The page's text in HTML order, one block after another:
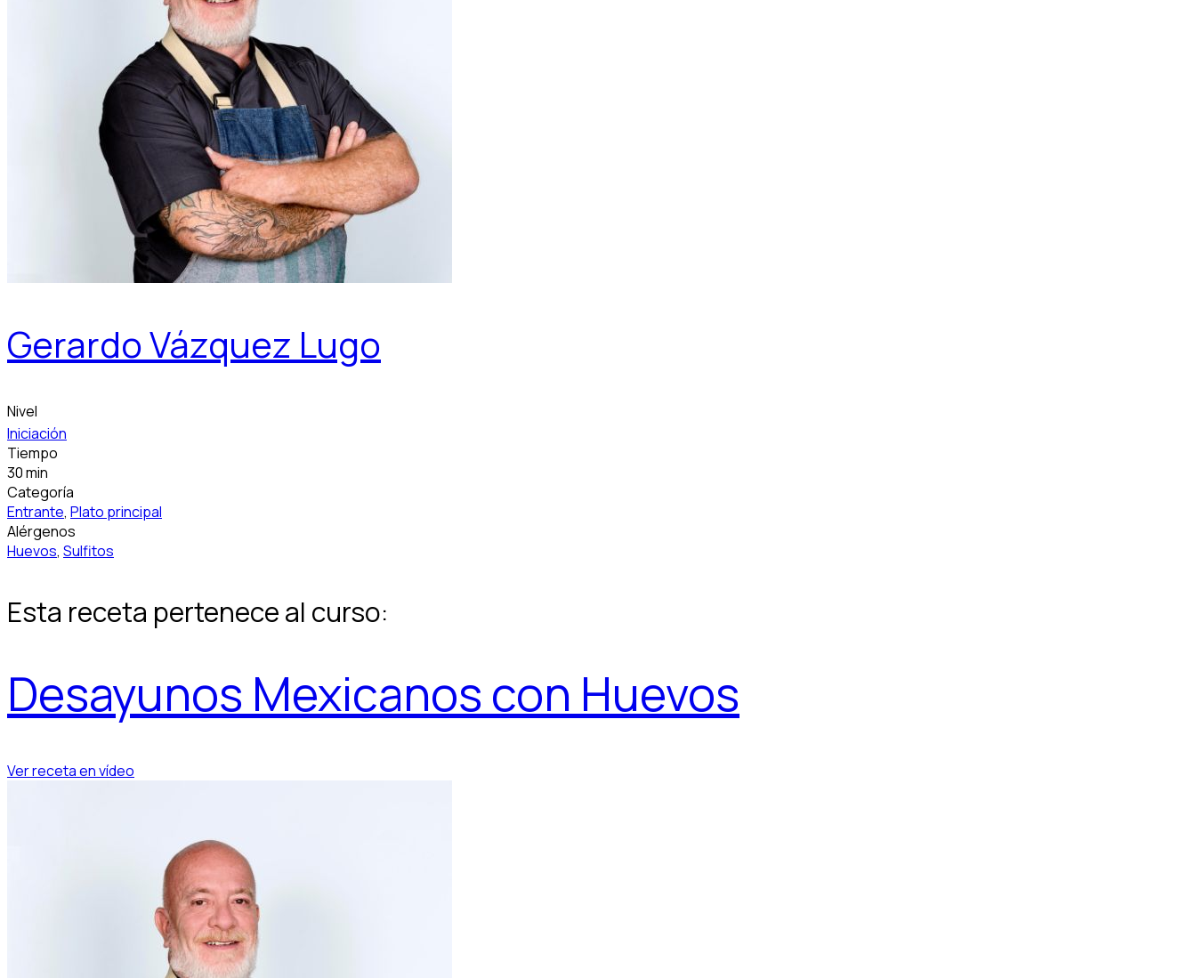
Gerardo Vázquez Lugo
Nivel
Iniciación
Tiempo
30 min
Categoría
Entrante, Plato principal
Alérgenos
Huevos, Sulfitos
Esta receta pertenece al curso:
Desayunos Mexicanos con Huevos
Ver receta en vídeo